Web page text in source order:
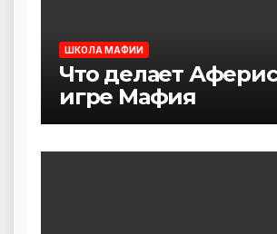
ШКОЛА МАФИИ
Что делает
игре Мафия